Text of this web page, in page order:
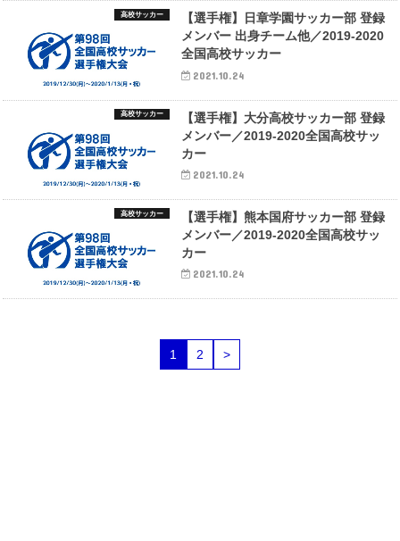
高校サッカー
【選手権】日章学園サッカー部 登録
メンバー 出身チーム他／2019-2020
全国高校サッカー
2021.10.24
高校サッカー
【選手権】大分高校サッカー部 登録
メンバー／2019-2020全国高校サッ
カー
2021.10.24
高校サッカー
【選手権】熊本国府サッカー部 登録
メンバー／2019-2020全国高校サッ
カー
2021.10.24
1 2 >